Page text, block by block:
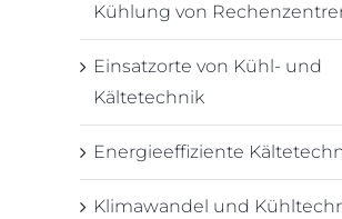
Kühlung von
Einsatzorte von Kühl- und
Kältetechnik
Energieeffiziente
Klimawandel und